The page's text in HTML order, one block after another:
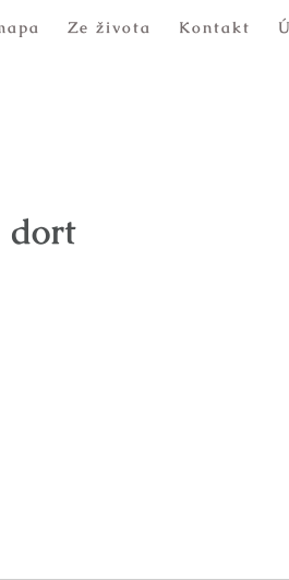
Ze života Kontakt
dort